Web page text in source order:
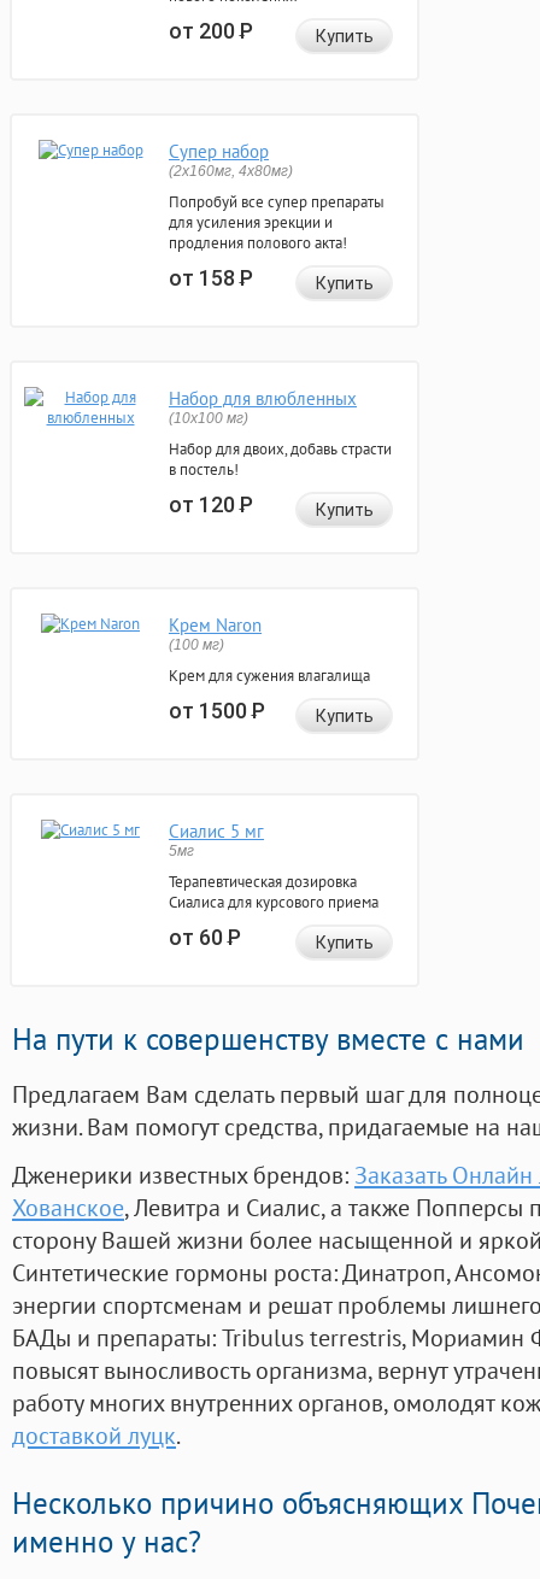
от 200Р Купить
Супер набор
(2х160мг, 4х80мг)
Попробуй все супер препараты
для усиления эрекции и
продления полового акта!
от 158Р Купить
Набор для влюбленных
(10х100 мг)
Набор для двоих, добавь страсти
в постель!
от 120Р Купить
Крем Naron
(100 мг)
Крем для сужения влагалища
от 1500Р Купить
Сиалис 5 мг
5мг
Терапевтическая дозировка
Сиалиса для курсового приема
от 60Р Купить
На пути к совершенству вместе с нами
Предлагаем Вам сделать первый шаг для
жизни. Вам помогут средства, придагаемые на
Дженерики известных брендов: Заказать
Хованское, Левитра и Сиалис, а также Попперсы
сторону Вашей жизни более насыщенной и
Синтетические гормоны роста: Динатроп,
энергии спортсменам и решат проблемы
БАДы и препараты:Tribulus terrestris, Мориамин
повысят выносливость организма, вернут
работу многих внутренних органов, омолодят
доставкой луцк.
Несколько причино объясняющих
именно у нас?